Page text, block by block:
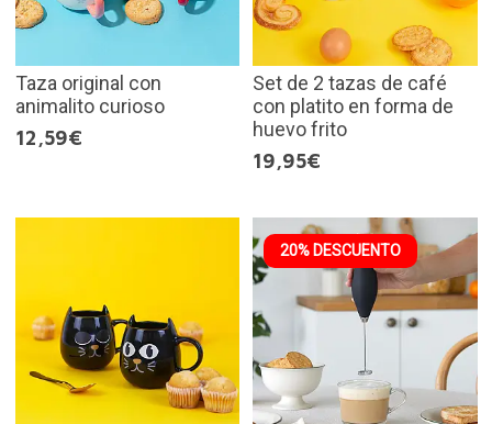
Taza original con
animalito curioso
12,59€
Set de 2 tazas de café
con platito en forma de
huevo frito
19,95€
20% DESCUENTO